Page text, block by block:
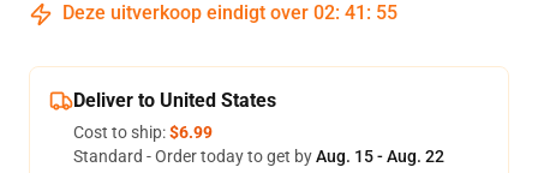
Deze uitverkoop eindigt over 02: 41 : 54
Deliver to United States
Cost to ship:$6.99
Standard - Order today to get byAug. 15 - Aug. 22